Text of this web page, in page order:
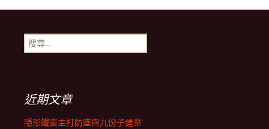
導
覽
列
搜
尋
近期文章
隱形鐵窗主打防墜與九份子建案